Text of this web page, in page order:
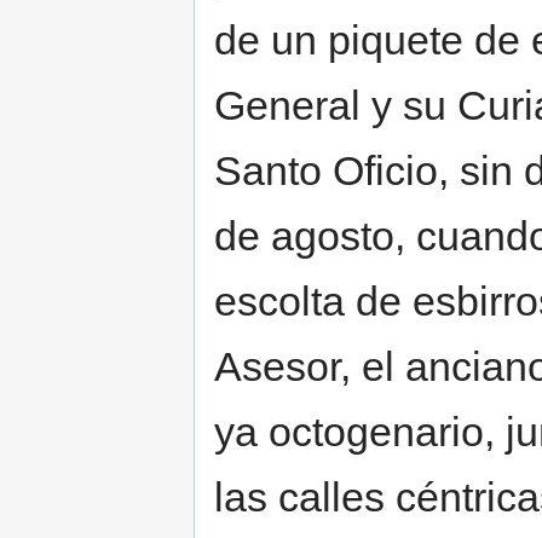
de un piquete de
General y su
Santo Oficio, sin
de agosto,
escolta de
Asesor, el
ya octogenario,
las calles